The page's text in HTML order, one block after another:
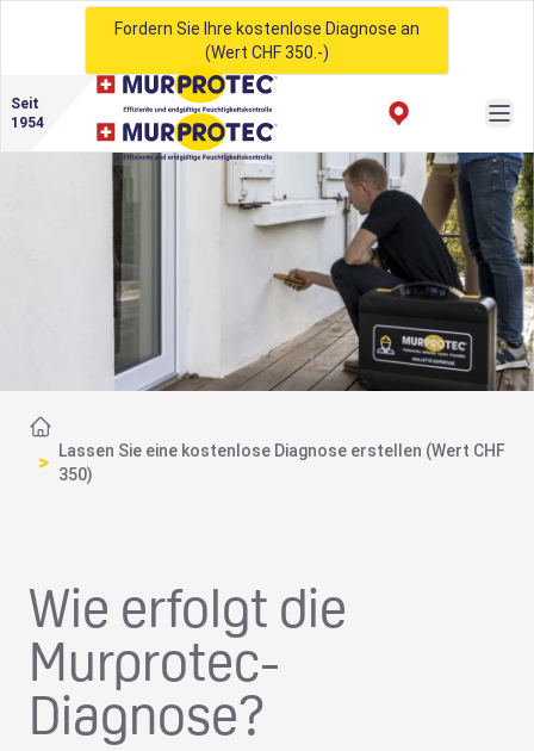
Fordern Sie Ihre kostenlose Diagnose an
(Wert CHF 350.-)
Seit
1954
Startseite
>
Lassen Sie eine kostenlose Diagnose erstellen (Wert CHF
350)
Wie erfolgt die
Murprotec-
Diagnose?